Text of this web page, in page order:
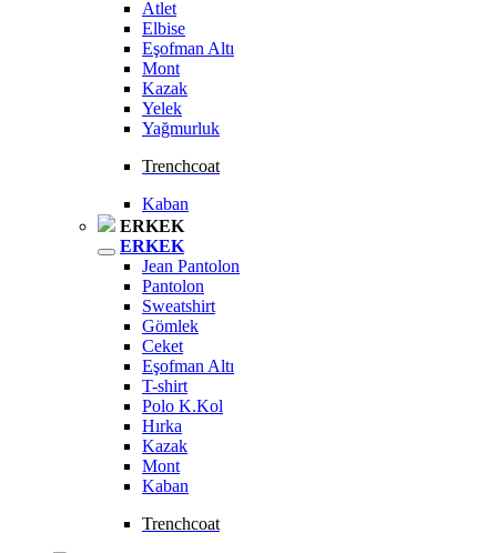
Atlet
Elbise
Eşofman Altı
Mont
Kazak
Yelek
Yağmurluk
Trenchcoat
Kaban
ERKEK
ERKEK
Jean Pantolon
Pantolon
Sweatshirt
Gömlek
Ceket
Eşofman Altı
T-shirt
Polo K.Kol
Hırka
Kazak
Mont
Kaban
Trenchcoat